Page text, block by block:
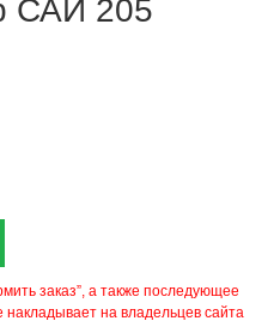
САИ 205
заказ”, а также последующее
на владельцев сайта